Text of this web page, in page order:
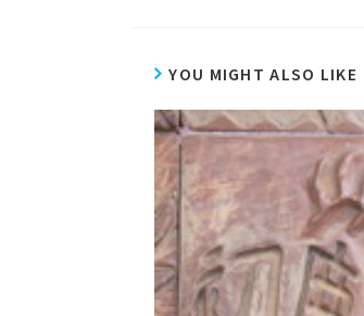
YOU MIGHT ALSO LIKE